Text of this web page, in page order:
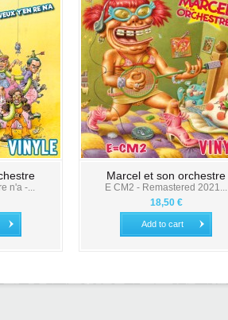
n'a -...
Marcel et son orchestre
E CM2 - Remastered 2021...
18,50 €
Add to cart